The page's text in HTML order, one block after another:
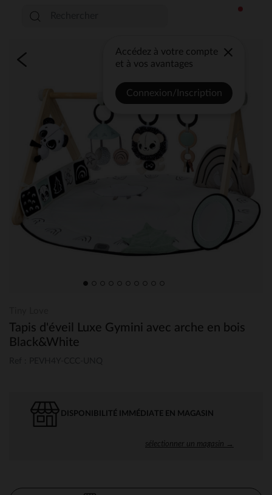
Accédez à votre compte
et à vos avantages
Connexion/Inscription
Tapis d'éveil Luxe Gymini avec arche en bois
Black&White
DISPONIBILITÉ IMMÉDIATE EN MAGASIN
sélectionner un magasin →